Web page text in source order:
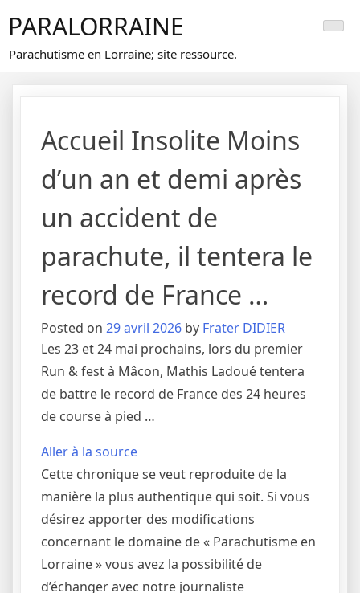
content
PARALORRAINE
Parachutisme en Lorraine; site ressource.
Accueil Insolite Moins
d’un an et demi après
un accident de
parachute, il tentera le
record de France …
Posted on 29 avril 2026 by Frater DIDIER
Les 23 et 24 mai prochains, lors du premier
Run & fest à Mâcon, Mathis Ladoué tentera
de battre le record de France des 24 heures
de course à pied …
Aller à la source
Cette chronique se veut reproduite de la
manière la plus authentique qui soit. Si vous
désirez apporter des modifications
concernant le domaine de « Parachutisme en
Lorraine » vous avez la possibilité de
d’échanger avec notre journaliste